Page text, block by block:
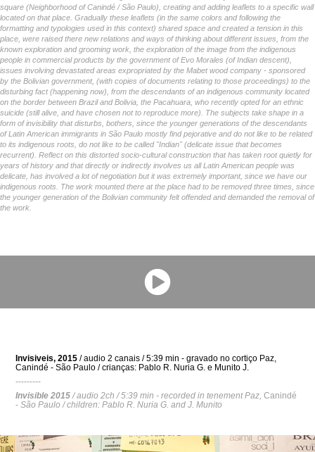
square (Neighborhood of Canindé / São Paulo), creating and adding leaflets to a specific wall
located on that place. Gradually these leaflets (in the same colors and following the
formatting and typologies used in this context) shared space and created a tension in this
place, were raised there new relations and ways of thinking about different issues, from the
known exploration and grooming work, the exploration of the image from the indigenous
people in commercial products by the government of Evo Morales (of Indian descent),
issues involving devastated areas expropriated by the Mabet wood company - sponsored
by the Bolivian government, (with copies of documents relating to those proceedings) to the
disturbing fact (happening now), from the descendants of an indigenous community located
on the border between Brazil and Bolivia, the Pacahuara, who recently opted for an ethnic
suicide (still alive, and have chosen not to reproduce more). The subjects take shape in a
form of invisibility that disturbs, bothers, since the younger generations of the descendants
of Latin American immigrants in São Paulo mostly find pejorative and do not like to be related
to its indigenous roots, do not like to be called "Indian" (delicate issue that becomes
recurrent). Reflect on this distorted socio-cultural construction that has taken root quietly for
years of history and that directly or indirectly involves us all Latin American people was
delicate, has involved a lot of negotiation but it was extremely important, since we have our
indigenous roots. The work mounted there at the place had to be removed three times, since
the younger generation of the Bolivian community felt offended and demanded the removal of
the work.
Invisiveis, 2015 / audio 2 canais / 5:39 min - gravado no cortiço Paz,
Canindé - São Paulo / crianças: Pablo R. Nuria G. e Munito J.
---------
Invisible 2015/ audio 2ch / 5:39 min - recorded in tenement Paz,Canindé
-São Paulo / children: Pablo R. Nuria G. and J. Munito